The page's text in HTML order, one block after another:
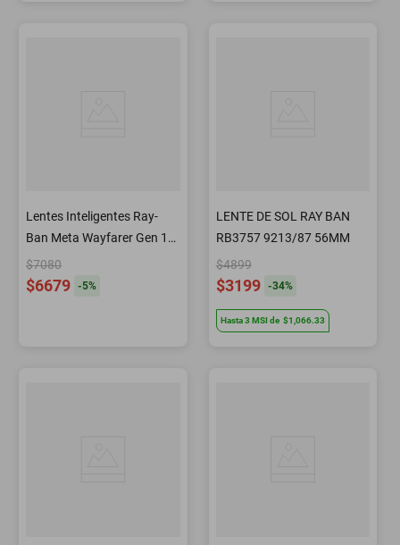
Lentes Inteligentes Ray-
Ban Meta Wayfarer Gen 1
Negro Brillante
$7080
$6679 -5%
LENTE DE SOL RAY BAN
RB3757 9213/87 56MM
$4899
$3199 -34%
Hasta3 MSIde $1,066.33